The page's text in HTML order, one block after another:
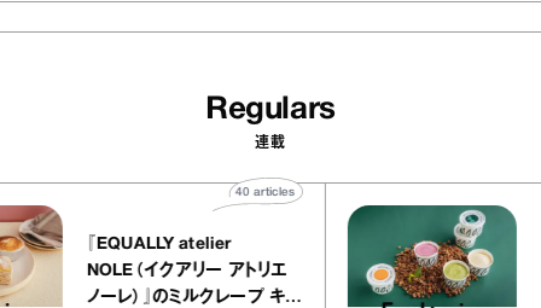
Regulars
連載
『EQUALLY atelier
NOLE（イクアリー アトリエ
ノーレ）』のミルクレープ キャ
40